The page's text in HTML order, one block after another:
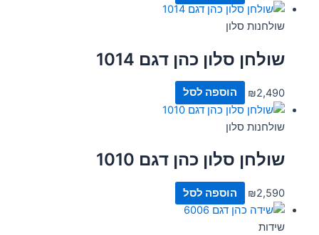
שולחנות סלון
שולחן סלון כהן דגם 1014
₪2,490 הוספה לסל
שולחנות סלון
שולחן סלון כהן דגם 1010
₪2,590 הוספה לסל
שידות